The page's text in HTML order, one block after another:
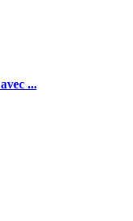
...